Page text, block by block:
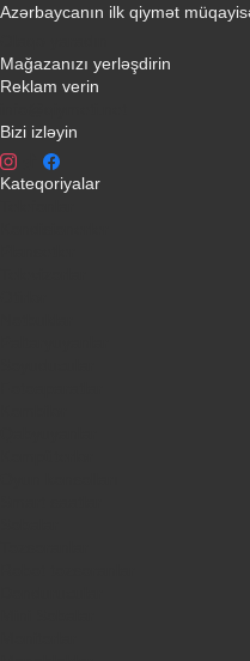
Azərbaycanın ilk qiymət
Mağazanızı yerləşdirin
Reklam verin
Bizi izləyin
Kateqoriyalar